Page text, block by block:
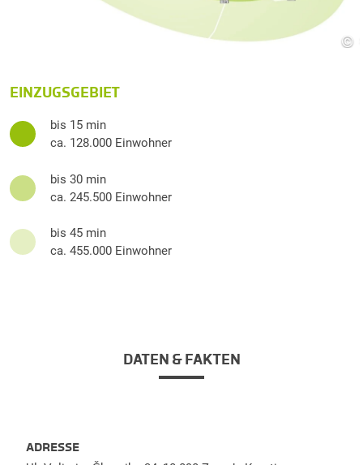
©
EINZUGSGEBIET
bis 15 min
ca. 128.000 Einwohner
bis 30 min
ca. 245.500 Einwohner
bis 45 min
ca. 455.000 Einwohner
DATEN & FAKTEN
ADRESSE